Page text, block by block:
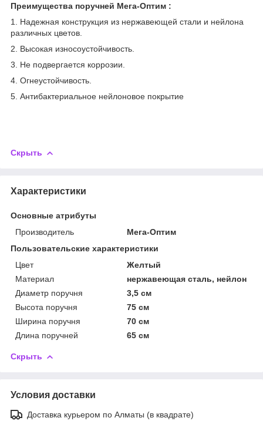
Преимущества поручней Мега-Оптим :
1. Надежная конструкция из нержавеющей стали и нейлона
различных цветов.
2. Высокая износоустойчивость.
3. Не подвергается коррозии.
4. Огнеустойчивость.
5. Антибактериальное нейлоновое покрытие
Скрыть
Характеристики
Основные атрибуты
Производитель
Мега-Оптим
Пользовательские характеристики
Цвет
Желтый
Материал
нержавеющая сталь, нейлон
Диаметр поручня
3,5 см
Высота поручня
75 см
Ширина поручня
70 см
Длина поручней
65 см
Скрыть
Условия доставки
Доставка курьером по Алматы (в квадрате)